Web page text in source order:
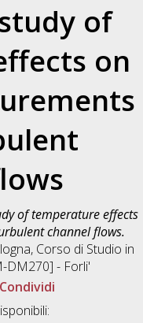
of
on
of temperature effects
channel flows.
Corso di Studio in
DM270] - Forli'